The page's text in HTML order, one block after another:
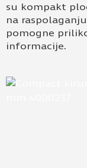
su kompakt
na
pomogne
informacije.